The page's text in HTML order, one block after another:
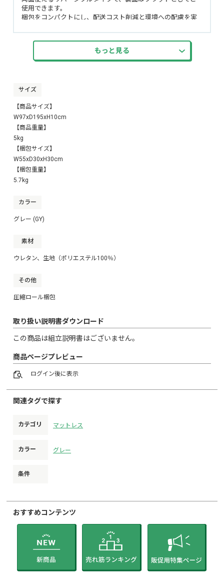
使用できます。
梱包をコンパクトにし、配送コスト削減と環境への配慮を実
また、シックハウス症候群の原因となるホルムアルデヒドを
使用していないため、お子様でも安心してお使いいただけま
SSS〜Kと豊富なサイズ展開！
▼楽天市場で同シリーズのすべてのサイズを統合ページで販売
しました。
ぜひご活用ください。▼
もっと見る
サイズ
【商品サイズ】
W97xD195xH10cm
【商品重量】
5kg
【梱包サイズ】
W55xD30xH30cm
【梱包重量】
5.7kg
カラー
グレー (GY)
素材
ウレタン、生地（ポリエステル100％）
その他
圧縮ロール梱包
取り扱い説明書ダウンロード
この商品は組立説明書はございません。
商品ページプレビュー
ログイン後に表示
関連タグで探す
カテゴリ マットレス
カラー グレー
条件
おすすめコンテンツ